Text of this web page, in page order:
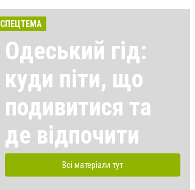
СПЕЦТЕМА
Одеський гід:
куди піти, що
подивитися та
де відпочити
Всі матеріали тут